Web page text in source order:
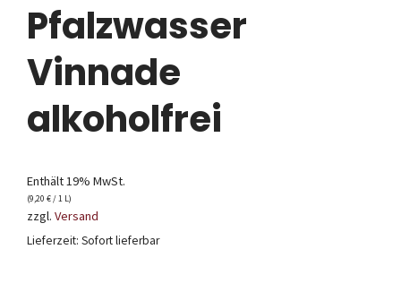
Pfalzwasser
Vinnade
alkoholfrei
Enthält 19% MwSt.
(9,20 € / 1 L)
zzgl. Versand
Lieferzeit: Sofort lieferbar